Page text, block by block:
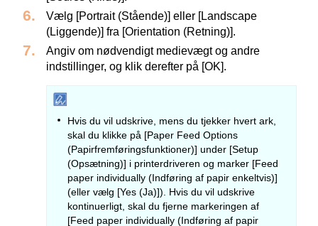
Vælg [Portrait (Stående)] eller [Landscape
(Liggende)] fra [Orientation (Retning)].
Angiv om nødvendigt medievægt og andre
indstillinger, og klik derefter på [OK].
Hvis du vil udskrive, mens du tjekker hvert ark,
skal du klikke på [Paper Feed Options
(Papirfremføringsfunktioner)] under [Setup
(Opsætning)] i printerdriveren og marker [Feed
paper individually (Indføring af papir enkeltvis)]
(eller vælg [Yes (Ja)]). Hvis du vil udskrive
kontinuerligt, skal du fjerne markeringen af
[Feed paper individually (Indføring af papir